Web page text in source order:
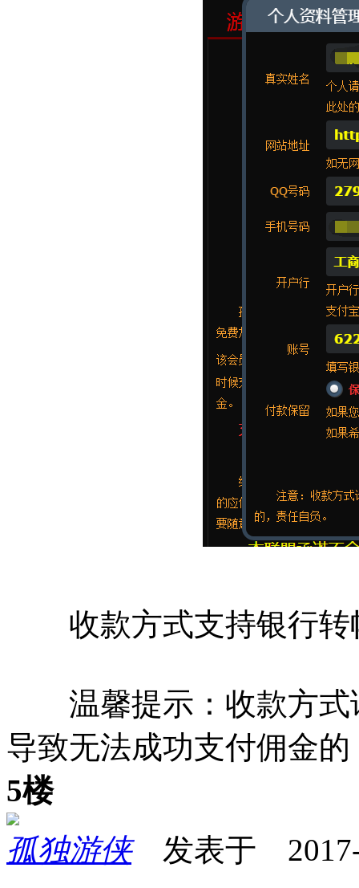
收款方式支持银行转
温馨提示：收款方式
导致无法成功支付佣金
5楼
孤独游侠发表于 2017-